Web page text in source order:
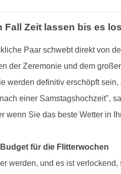
Fall Zeit lassen bis es
Paar schwebt direkt von
der Zeremonie und dem
werden definitiv erschöpft
einer Samstagshochzeit",
wenn Sie das beste Wetter in
für die Flitterwochen
werden, und es ist